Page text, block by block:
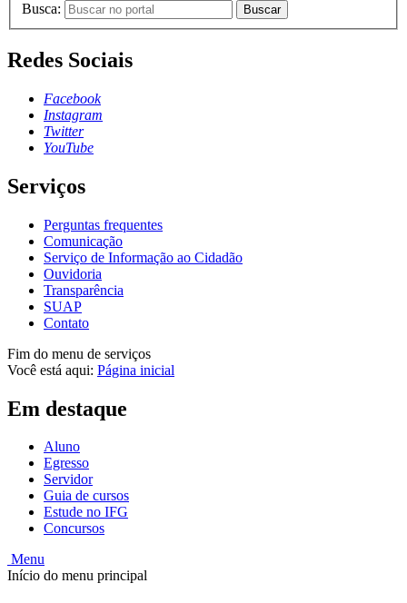
Busca: Buscar
Redes Sociais
Facebook
Instagram
Twitter
YouTube
Serviços
Perguntas frequentes
Comunicação
Serviço de Informação ao Cidadão
Ouvidoria
Transparência
SUAP
Contato
Fim do menu de serviços
Você está aqui: Página inicial
Em destaque
Aluno
Egresso
Servidor
Guia de cursos
Estude no IFG
Concursos
Menu
Início do menu principal